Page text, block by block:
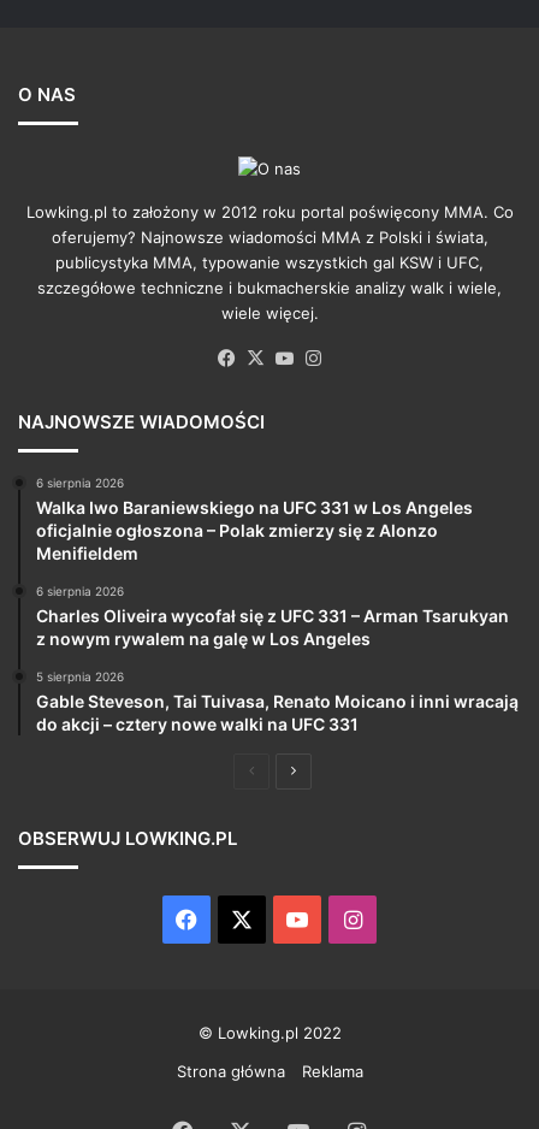
O NAS
Lowking.pl to założony w 2012 roku portal poświęcony MMA. Co
oferujemy? Najnowsze wiadomości MMA z Polski i świata,
publicystyka MMA, typowanie wszystkich gal KSW i UFC,
szczegółowe techniczne i bukmacherskie analizy walk i wiele,
wiele więcej.
Facebook
X YouTube
NAJNOWSZE WIADOMOŚCI
6 sierpnia 2026
Walka Iwo Baraniewskiego na UFC 331 w Los Angeles
oficjalnie ogłoszona – Polak zmierzy się z Alonzo
Menifieldem
6 sierpnia 2026
Charles Oliveira wycofał się z UFC 331 – Arman Tsarukyan
z nowym rywalem na galę w Los Angeles
5 sierpnia 2026
Gable Steveson, Tai Tuivasa, Renato Moicano i inni wracają
do akcji – cztery nowe walki na UFC 331
PoprzedniaNastępna
OBSERWUJ LOWKING.PL
Facebook YouTubeInstagram
© Lowking.pl 2022
Strona główna
Reklama